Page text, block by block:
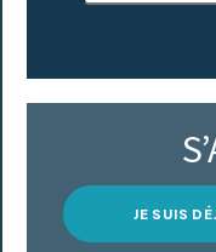
JE SUIS